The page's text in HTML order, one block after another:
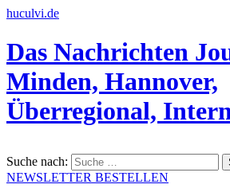
huculvi.de
Das Nachrichten
Minden, Hannover,
Überregional,
Suche nach:
NEWSLETTER BESTELLEN